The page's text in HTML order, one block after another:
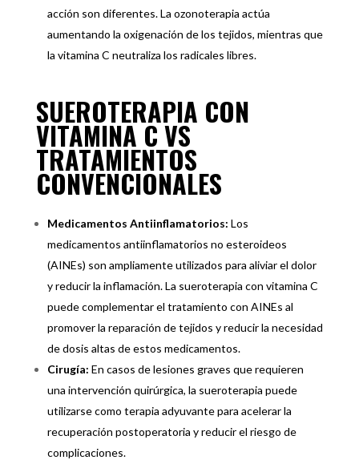
acción son diferentes. La ozonoterapia actúa
aumentando la oxigenación de los tejidos, mientras que
la vitamina C neutraliza los radicales libres.
SUEROTERAPIA CON
VITAMINA C VS
TRATAMIENTOS
CONVENCIONALES
Medicamentos Antiinflamatorios: Los
medicamentos antiinflamatorios no esteroideos
(AINEs) son ampliamente utilizados para aliviar el dolor
y reducir la inflamación. La sueroterapia con vitamina C
puede complementar el tratamiento con AINEs al
promover la reparación de tejidos y reducir la necesidad
de dosis altas de estos medicamentos.
Cirugía: En casos de lesiones graves que requieren
una intervención quirúrgica, la sueroterapia puede
utilizarse como terapia adyuvante para acelerar la
recuperación postoperatoria y reducir el riesgo de
complicaciones.